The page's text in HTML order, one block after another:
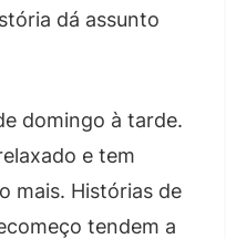
dá assunto
domingo à tarde.
e tem
mais. Histórias de
tendem a